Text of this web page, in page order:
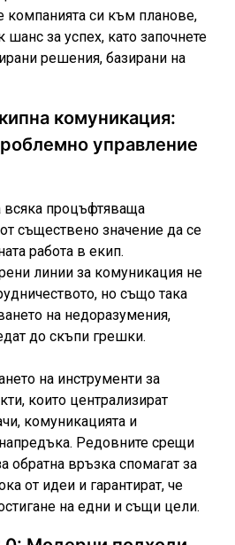
компанията си към планове,
за успех, като започнете
решения, базирани на
комуникация:
управление
всяка процъфтяваща
съществено значение да се
работа в екип.
линии за комуникация не
но също така
на недоразумения,
до скъпи грешки.
на инструменти за
, които централизират
комуникацията и
Редовните срещи
обратна връзка спомагат за
от идеи и гарантират, че
на едни и същи цели.